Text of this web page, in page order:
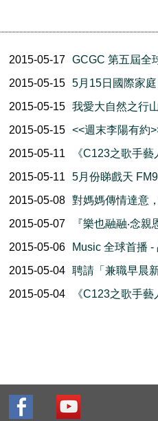
2015-05-17
GCGC 第五屆全
2015-05-15
5月15日國際家
2015-05-15
我愛大自然之行
2015-05-15
<<週末李陽有約
2015-05-11
《C123之歌手
2015-05-11
5月份睇戲天
2015-05-08
對媽媽傳情達意
2015-05-07
『樂也融融‧念
2015-05-06
Music 全球首播 -
2015-05-04
聘請「兼職早晨
2015-05-04
《C123之歌手